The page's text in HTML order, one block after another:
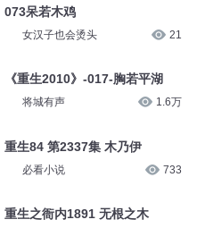
073呆若木鸡
女汉子也会烫头 21
《重生2010》-017-胸若平湖
将城有声 1.6万
重生84 第2337集 木乃伊
必看小说 733
重生之衙内1891 无根之木